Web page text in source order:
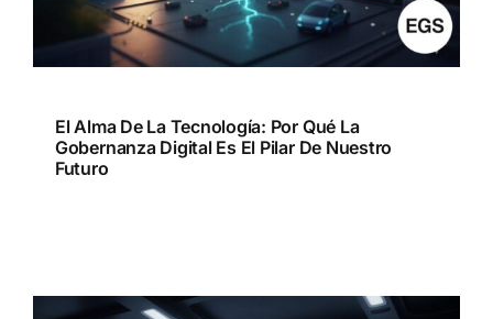
El Alma De La Tecnología: Por Qué La
Gobernanza Digital Es El Pilar De Nuestro
Futuro